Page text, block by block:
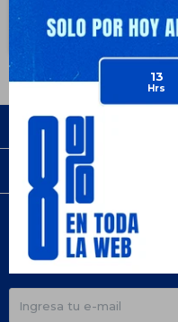
13
$ 806
Disponible Envío
Empresa
¡Suscribite y